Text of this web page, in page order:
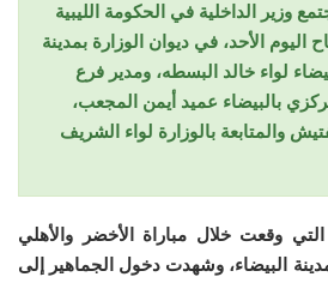
12 مايو 2024 -اجتمع وزير الداخلية في الحكومة الليبية
اليوم الأحد، في ديوان الوزارة بمدينة
لواء خالد البسطه، ومدير فرع
بالبيضاء عميد أيمن المجعب،
والمتابعة بالوزارة لواء الشريف
وقعت خلال مباراة الأخضر والأهلي
البيضاء، وشهدت دخول الجماهير إلى